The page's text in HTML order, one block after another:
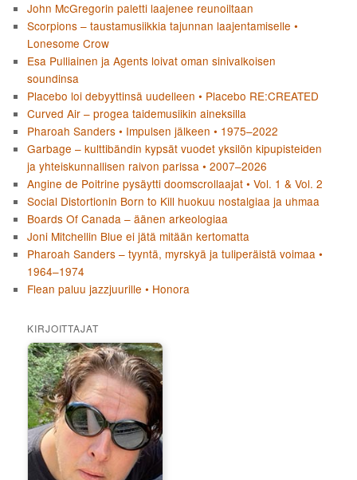
John McGregorin paletti laajenee reunoiltaan
Scorpions – taustamusiikkia tajunnan laajentamiselle •
Lonesome Crow
Esa Pulliainen ja Agents loivat oman sinivalkoisen
soundinsa
Placebo loi debyyttinsä uudelleen • Placebo RE:CREATED
Curved Air – progea taidemusiikin aineksilla
Pharoah Sanders • Impulsen jälkeen • 1975–2022
Garbage – kulttibändin kypsät vuodet yksilön kipupisteiden
ja yhteiskunnallisen raivon parissa • 2007–2026
Angine de Poitrine pysäytti doomscrollaajat • Vol. 1 & Vol. 2
Social Distortionin Born to Kill huokuu nostalgiaa ja uhmaa
Boards Of Canada – äänen arkeologiaa
Joni Mitchellin Blue ei jätä mitään kertomatta
Pharoah Sanders – tyyntä, myrskyä ja tuliperäistä voimaa •
1964–1974
Flean paluu jazzjuurille • Honora
KIRJOITTAJAT